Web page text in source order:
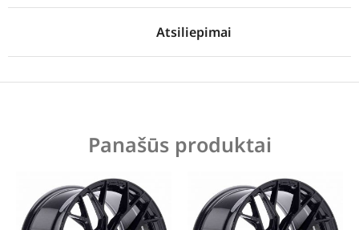
Atsiliepimai
Panašūs produktai